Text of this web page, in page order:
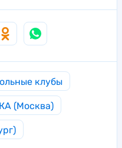
клубы
(Москва)